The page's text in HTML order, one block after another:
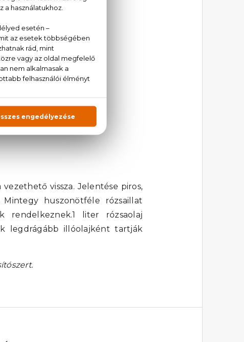
vissza. Jelentése piros,
huszonötféle rózsaillat
liter rózsaolaj
legdrágább illóolajként tartják